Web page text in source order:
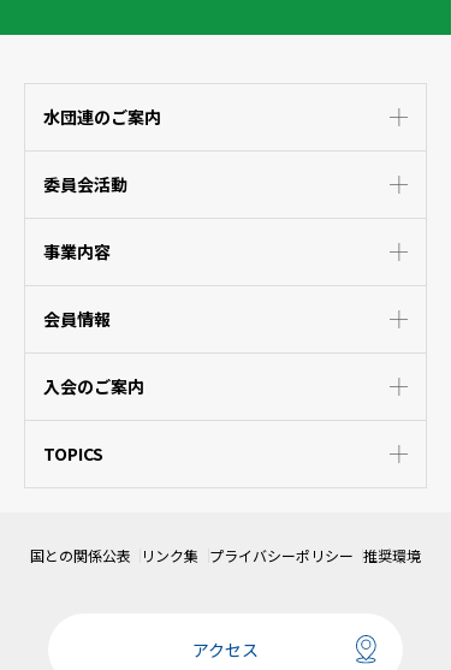
水団連のご案内
委員会活動
事業内容
会員情報
入会のご案内
TOPICS
国との関係公表 リンク集 プライバシーポリシー 推奨環境
アクセス